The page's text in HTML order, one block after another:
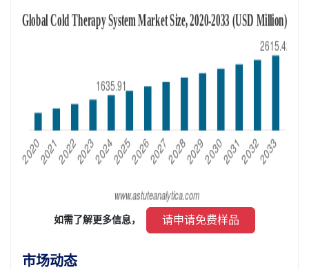
如需了解更多信息， 请申请免费样品
市场动态